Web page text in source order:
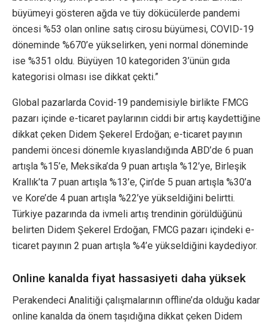
büyümeyi gösteren ağda ve tüy dökücülerde pandemi
öncesi %53 olan online satış cirosu büyümesi, COVID-19
döneminde %670’e yükselirken, yeni normal döneminde
ise %351 oldu. Büyüyen 10 kategoriden 3’ünün gıda
kategorisi olması ise dikkat çekti.”
Global pazarlarda Covid-19 pandemisiyle birlikte FMCG
pazarı içinde e-ticaret paylarının ciddi bir artış kaydettiğine
dikkat çeken Didem Şekerel Erdoğan; e-ticaret payının
pandemi öncesi dönemle kıyaslandığında ABD’de 6 puan
artışla %15’e, Meksika’da 9 puan artışla %12’ye, Birleşik
Krallık’ta 7 puan artışla %13’e, Çin’de 5 puan artışla %30’a
ve Kore’de 4 puan artışla %22’ye yükseldiğini belirtti.
Türkiye pazarında da ivmeli artış trendinin görüldüğünü
belirten Didem Şekerel Erdoğan, FMCG pazarı içindeki e-
ticaret payının 2 puan artışla %4’e yükseldiğini kaydediyor.
Online kanalda fiyat hassasiyeti daha yüksek
Perakendeci Analitiği çalışmalarının offline’da olduğu kadar
online kanalda da önem taşıdığına dikkat çeken Didem